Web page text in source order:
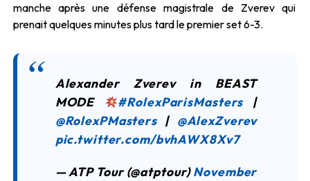
manche après une défense magistrale de Zverev qui
prenait quelques minutes plus tard le premier set 6-3.
Alexander Zverev in BEAST
MODE
#RolexParisMasters|
@RolexPMasters| @AlexZverev
pic.twitter.com/bvhAWX8Xv7
— ATP Tour (@atptour)November